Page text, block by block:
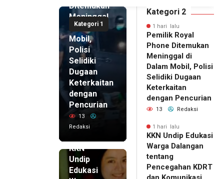
Kategori 1
Ditemukan
Meninggal
di Dalam
Mobil,
Polisi
Selidiki
Dugaan
Keterkaitan
dengan
Pencurian
13
Redaksi
KKN
Undip
Edukasi
Kategori 2
1 hari lalu
Pemilik Royal
Phone Ditemukan
Meninggal di
Dalam Mobil, Polisi
Selidiki Dugaan
Keterkaitan
dengan Pencurian
13 Redaksi
1 hari lalu
KKN Undip Edukasi
Warga Dalangan
tentang
Pencegahan KDRT